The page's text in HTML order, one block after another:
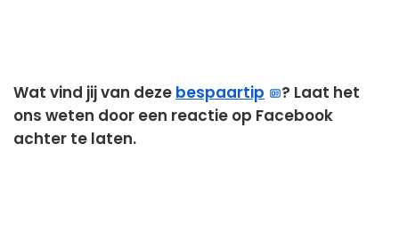
Wat vind jij van deze bespaartip
? Laat het
ons weten door een reactie op Facebook
achter te laten.